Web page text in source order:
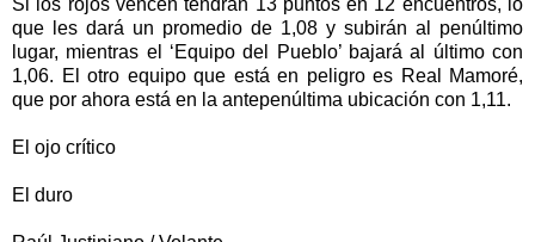
que les dará un promedio de 1,08 y subirán al penúltimo
lugar, mientras el ‘Equipo del Pueblo’ bajará al último con
1,06. El otro equipo que está en peligro es Real Mamoré,
que por ahora está en la antepenúltima ubicación con 1,11.
El ojo crítico
El duro